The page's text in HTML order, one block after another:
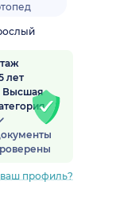
лет
Высшая
профиль?